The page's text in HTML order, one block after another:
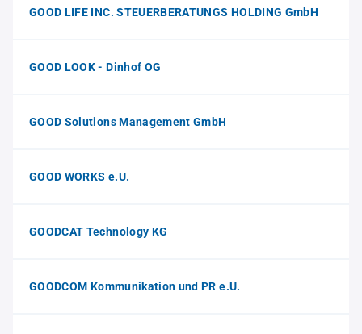
GOOD LIFE INC. STEUERBERATUNGS HOLDING GmbH
GOOD LOOK - Dinhof OG
GOOD Solutions Management GmbH
GOOD WORKS e.U.
GOODCAT Technology KG
GOODCOM Kommunikation und PR e.U.